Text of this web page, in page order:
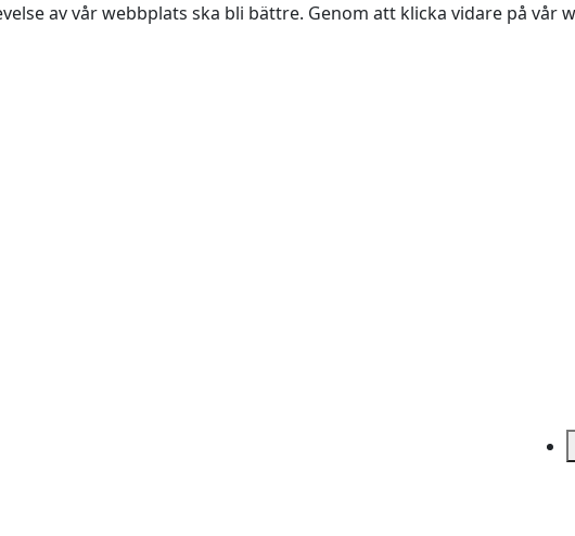
av vår webbplats ska bli bättre. Genom att klicka vidare på vår